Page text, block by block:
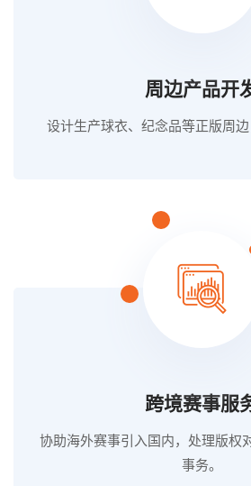
周边产品开
设计生产球衣、纪念品等正版周边
跨境赛事服
协助海外赛事引入国内，处理版权
事务。